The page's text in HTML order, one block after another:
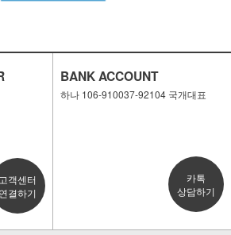
고객센터
연결하기
BANK ACCOUNT
하나 106-910037-92104 국개대표
카톡
상담하기